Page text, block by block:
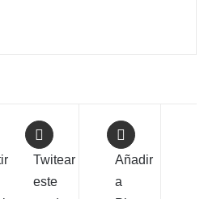
Twitear
este
Añadir
a